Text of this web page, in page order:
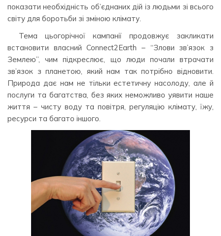
показати необхідність об’єднаних дій із людьми зі всього
світу для боротьби зі зміною клімату.
Тема цьогорічної кампанії продовжує закликати
встановити власний Connect2Earth – “Злови зв’язок з
Землею”, чим підкреслює, що люди почали втрачати
зв’язок з планетою, який нам так потрібно відновити.
Природа дає нам не тільки естетичну насолоду, але й
послуги та багатства, без яких неможливо уявити наше
життя – чисту воду та повітря, регуляцію клімату, їжу,
ресурси та багато іншого.